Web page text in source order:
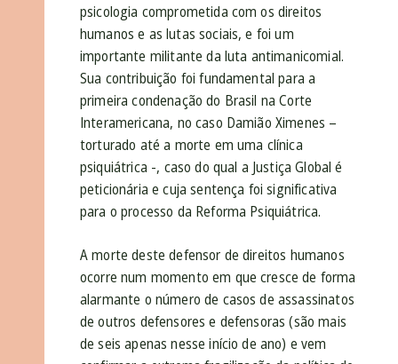
psicologia comprometida com os direitos
humanos e as lutas sociais, e foi um
importante militante da luta antimanicomial.
Sua contribuição foi fundamental para a
primeira condenação do Brasil na Corte
Interamericana, no caso Damião Ximenes –
torturado até a morte em uma clínica
psiquiátrica -, caso do qual a Justiça Global é
peticionária e cuja sentença foi significativa
para o processo da Reforma Psiquiátrica.
A morte deste defensor de direitos humanos
ocorre num momento em que cresce de forma
alarmante o número de casos de assassinatos
de outros defensores e defensoras (são mais
de seis apenas nesse início de ano) e vem